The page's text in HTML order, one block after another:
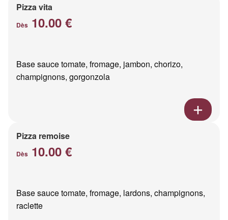
Pizza vita
Dès 10.00 €
Base sauce tomate, fromage, jambon, chorizo,
champignons, gorgonzola
Pizza remoise
Dès 10.00 €
Base sauce tomate, fromage, lardons, champignons,
raclette